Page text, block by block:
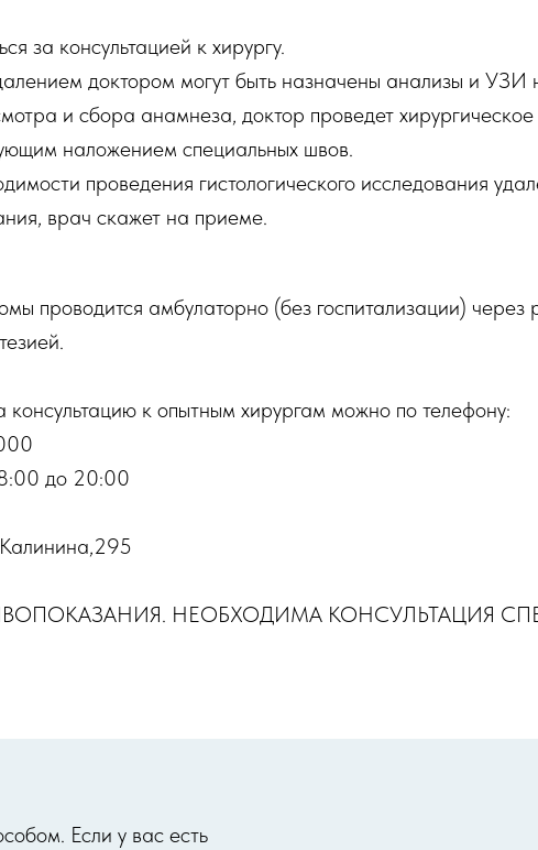
за консультацией к хирургу.
доктором могут быть назначены анализы и УЗИ
и сбора анамнеза, доктор проведет
наложением специальных швов.
проведения гистологического исследования
врач скажет на приеме.
проводится амбулаторно (без госпитализации) через
консультацию к опытным хирургам можно по телефону:
до 20:00
НЕОБХОДИМА КОНСУЛЬТАЦИЯ
Если у вас есть